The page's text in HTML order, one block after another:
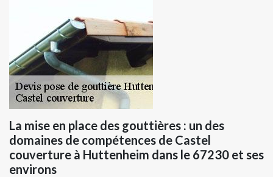
La mise en place des gouttières : un des
domaines de compétences de Castel
couverture à Huttenheim dans le 67230 et ses
environs